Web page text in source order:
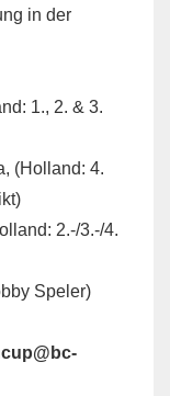
in der
1., 2. & 3.
(Holland: 4.
2.-/3.-/4.
Speler)